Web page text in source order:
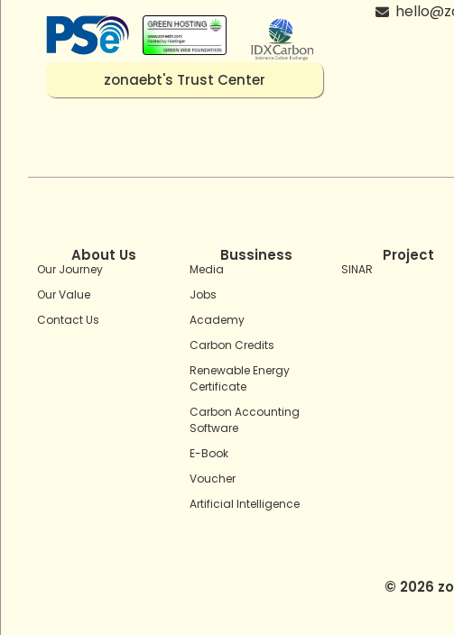
zonaebt's Trust Center
About Us
Our Journey
Our Value
Contact Us
Bussiness
Media
Jobs
Academy
Carbon Credits
Renewable Energy
Certificate
Carbon Accounting
Software
E-Book
Voucher
Artificial Intelligence
Project
SINAR
© 2026